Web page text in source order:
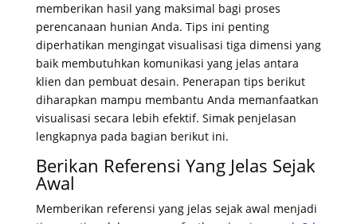
memberikan hasil yang maksimal bagi proses
perencanaan hunian Anda. Tips ini penting
diperhatikan mengingat visualisasi tiga dimensi yang
baik membutuhkan komunikasi yang jelas antara
klien dan pembuat desain. Penerapan tips berikut
diharapkan mampu membantu Anda memanfaatkan
visualisasi secara lebih efektif. Simak penjelasan
lengkapnya pada bagian berikut ini.
Berikan Referensi Yang Jelas Sejak
Awal
Memberikan referensi yang jelas sejak awal menjadi